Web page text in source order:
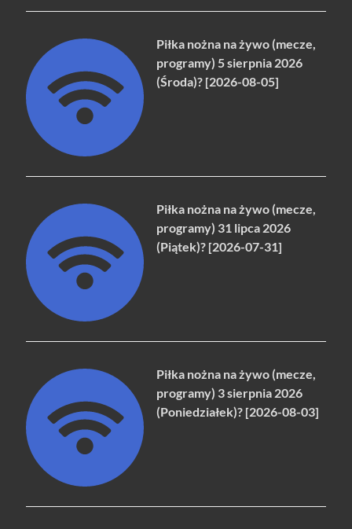
Piłka nożna na żywo (mecze,
programy) 5 sierpnia 2026
(Środa)? [2026-08-05]
Piłka nożna na żywo (mecze,
programy) 31 lipca 2026
(Piątek)? [2026-07-31]
Piłka nożna na żywo (mecze,
programy) 3 sierpnia 2026
(Poniedziałek)? [2026-08-03]